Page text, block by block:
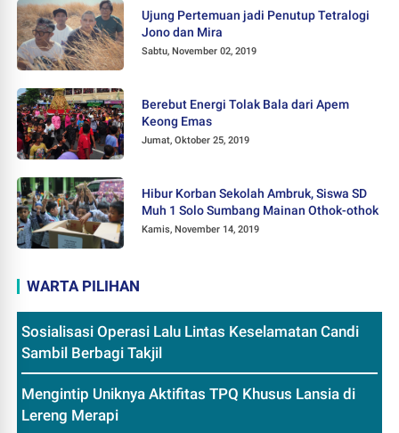
Ujung Pertemuan jadi Penutup Tetralogi
Jono dan Mira
Sabtu, November 02, 2019
Berebut Energi Tolak Bala dari Apem
Keong Emas
Jumat, Oktober 25, 2019
Hibur Korban Sekolah Ambruk, Siswa SD
Muh 1 Solo Sumbang Mainan Othok-othok
Kamis, November 14, 2019
WARTA PILIHAN
Sosialisasi Operasi Lalu Lintas Keselamatan Candi
Sambil Berbagi Takjil
Mengintip Uniknya Aktifitas TPQ Khusus Lansia di
Lereng Merapi